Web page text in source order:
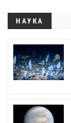
НАУКА